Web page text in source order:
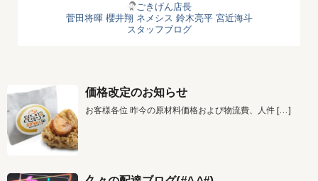
ごきげん店長
菅田将暉 櫻井翔 ネメシス 鈴木亮平 宮近海斗
スタッフブログ
価格改定のお知らせ
お客様各位 昨今の原材料価格および物流費、人件 […]